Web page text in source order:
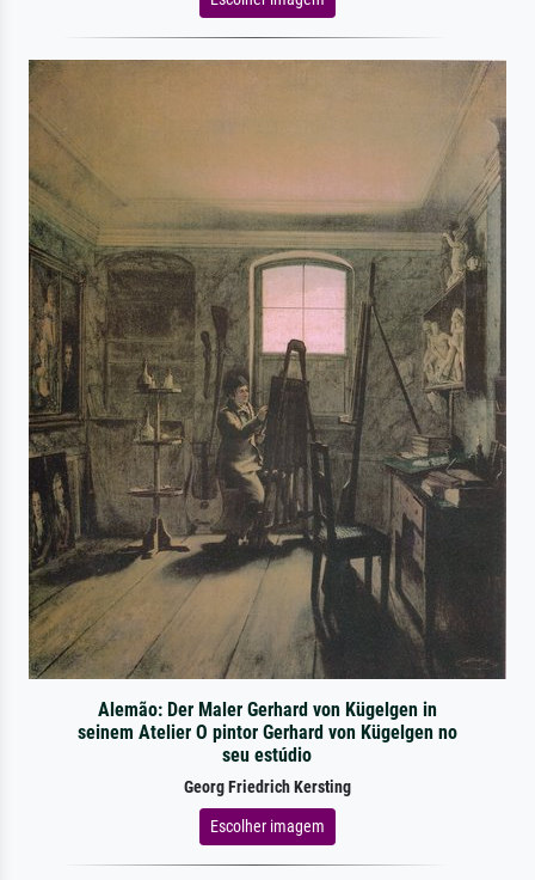
Alemão: Der Maler Gerhard von Kügelgen in
seinem Atelier O pintor Gerhard von Kügelgen no
seu estúdio
Georg Friedrich Kersting
Escolher imagem